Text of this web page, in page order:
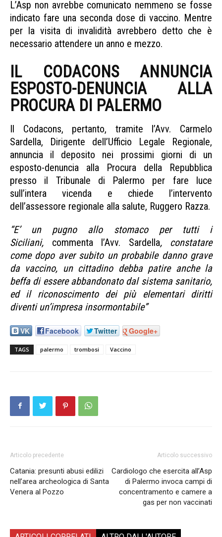
L’Asp non avrebbe comunicato nemmeno se fosse
indicato fare una seconda dose di vaccino. Mentre
per la visita di invalidità avrebbero detto che è
necessario attendere un anno e mezzo.
IL CODACONS ANNUNCIA
ESPOSTO-DENUNCIA ALLA
PROCURA DI PALERMO
Il Codacons, pertanto, tramite l’Avv. Carmelo
Sardella, Dirigente dell’Ufficio Legale Regionale,
annuncia il deposito nei prossimi giorni di un
esposto-denuncia alla Procura della Repubblica
presso il Tribunale di Palermo per fare luce
sull’intera vicenda e chiede l’intervento
dell’assessore regionale alla salute, Ruggero Razza.
“E’ un pugno allo stomaco per tutti i
Siciliani, commenta l’Avv. Sardella, constatare
come dopo aver subito un probabile danno grave
da vaccino, un cittadino debba patire anche la
beffa di essere abbandonato dal sistema sanitario,
ed il riconoscimento dei più elementari diritti
diventi un’impresa insormontabile”
VK Facebook Twitter Google+
TAGS palermo trombosi Vaccino
Articolo precedente
Catania: presunti abusi edilizi
nell’area archeologica di Santa
Venera al Pozzo
Articolo successivo
Cardiologo che esercita all’Asp
di Palermo invoca campi di
concentramento e camere a
gas per non vaccinati